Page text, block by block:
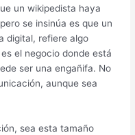
un wikipedista haya
se insinúa es que un
digital, refiere algo
el negocio donde está
ser una engañifa. No
aunque sea
sea esta tamaño